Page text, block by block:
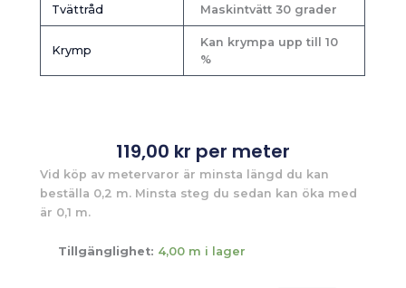
Tvättråd Maskintvätt 30 grader
Krymp
Kan krympa upp till 10
%
119,00 kr per meter
Vid köp av metervaror är minsta längd du kan
beställa 0,2 m. Minsta steg du sedan kan öka med
är 0,1 m.
Tillgänglighet: 4,00 m i lager